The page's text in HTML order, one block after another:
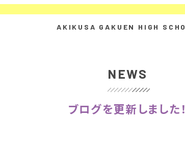
NEWS
ブログを更新しました！